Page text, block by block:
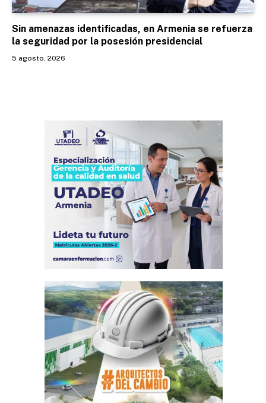
Sin amenazas identificadas, en Armenia se refuerza
la seguridad por la posesión presidencial
5 agosto, 2026